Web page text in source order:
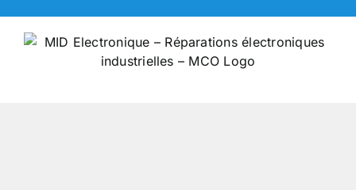
content